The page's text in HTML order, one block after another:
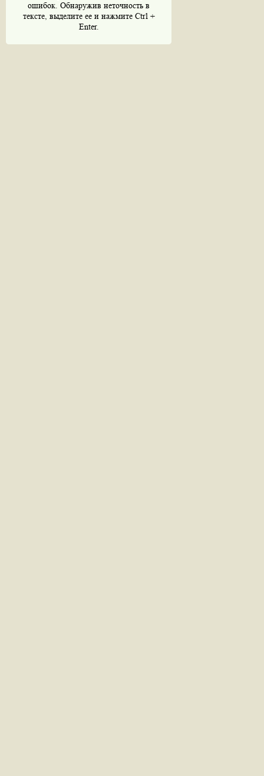
ошибок. Обнаружив неточность в
тексте, выделите ее и нажмите Ctrl +
Enter.